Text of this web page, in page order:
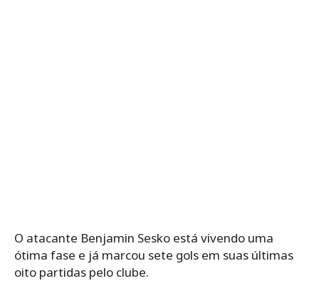
O atacante Benjamin Sesko está vivendo uma
ótima fase e já marcou sete gols em suas últimas
oito partidas pelo clube.